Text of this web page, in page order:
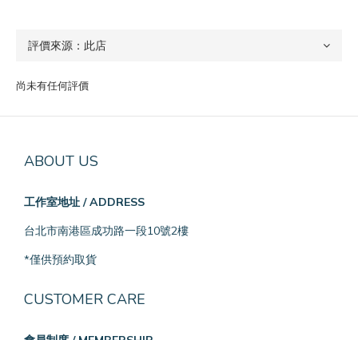
尚未有任何評價
ABOUT US
工作室地址 / ADDRESS
台北市南港區成功路一段10號2樓
*僅供預約取貨
CUSTOMER CARE